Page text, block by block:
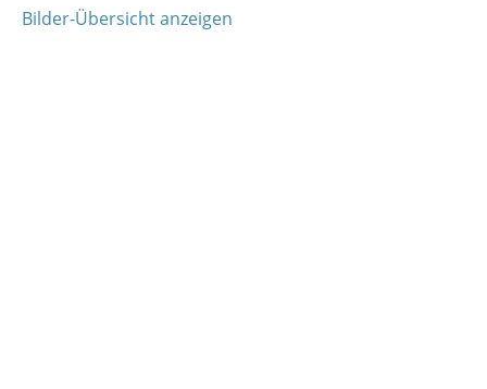
Bilder-Übersicht anzeigen